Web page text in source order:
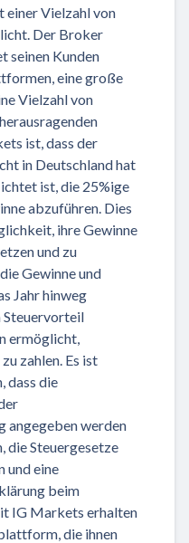
einer Vielzahl von
Der Broker
seinen Kunden
eine große
Vielzahl von
ist, dass der
in Deutschland hat
ist, die 25%ige
abzuführen. Dies
ihre Gewinne
und zu
Gewinne und
Jahr hinweg
Steuervorteil
ermöglicht,
zahlen. Es ist
dass die
angegeben werden
die Steuergesetze
und eine
beim
IG Markets erhalten
die ihnen